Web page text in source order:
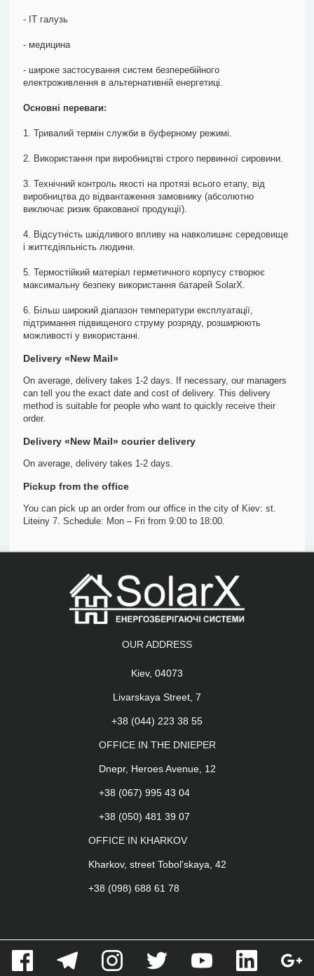
- ІТ галузь
- медицина
- широке застосування систем безперебійного
електроживлення в альтернативній енергетиці.
Основні переваги:
1. Тривалий термін служби в буферному режимі.
2. Використання при виробництві строго первинної сировини.
3. Технічний контроль якості на протязі всього етапу, від
виробництва до відвантаження замовнику (абсолютно
виключає ризик бракованої продукції).
4. Відсутність шкідливого впливу на навколишнє середовище
і життєдіяльність людини.
5. Термостійкий матеріал герметичного корпусу створює
максимальну безпеку використання батарей SolarX.
6. Більш широкий діапазон температури експлуатації,
підтримання підвищеного струму розряду, розширюють
можливості у використанні.
Delivery «New Mail»
On average, delivery takes 1-2 days. If necessary, our managers
can tell you the exact date and cost of delivery. This delivery
method is suitable for people who want to quickly receive their
order.
Delivery «New Mail» courier delivery
On average, delivery takes 1-2 days.
Pickup from the office
You can pick up an order from our office in the city of Kiev: st.
Liteiny 7. Schedule: Mon – Fri from 9:00 to 18:00.
OUR ADDRESS
Kiev, 04073
Livarskaya Street, 7
+38 (044) 223 38 55
OFFICE IN THE DNIEPER
Dnepr, Heroes Avenue, 12
+38 (067) 995 43 04
+38 (050) 481 39 07
OFFICE IN KHARKOV
Kharkov, street Tobol'skaya, 42
+38 (098) 688 61 78